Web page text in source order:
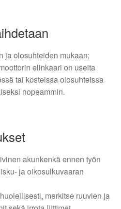
ja olosuhteiden mukaan;
elinkaari on useita
tai kosteissa olosuhteissa
nopeammin.
akunkenkä ennen työn
ja oikosulkuvaaran
merkitse ruuvien ja